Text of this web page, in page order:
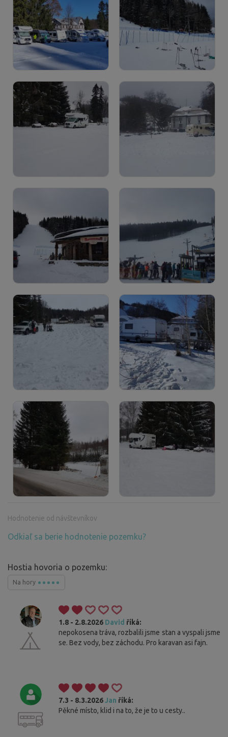
Hodnotenie od návštevníkov
Odkiaľ sa berie hodnotenie pozemku?
Hostia hovoria o pozemku:
Na hory
1.8 - 2.8.2026 David říká:
nepokosena tráva, rozbalili jsme stan a vyspali jsme
se. Bez vody, bez záchodu. Pro karavan asi fajn.
7.3 - 8.3.2026Jan říká:
Pěkné místo, klid i na to, že je to u cesty..